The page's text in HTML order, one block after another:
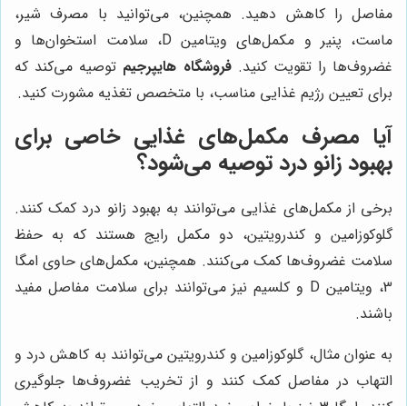
مفاصل را کاهش دهید. همچنین، می‌توانید با مصرف شیر،
ماست، پنیر و مکمل‌های ویتامین D، سلامت استخوان‌ها و
غضروف‌ها را تقویت کنید.فروشگاه هایپرجیم توصیه می‌کند که
برای تعیین رژیم غذایی مناسب، با متخصص تغذیه مشورت کنید.
آیا مصرف مکمل‌های غذایی خاصی برای
بهبود زانو درد توصیه می‌شود؟
برخی از مکمل‌های غذایی می‌توانند به بهبود زانو درد کمک کنند.
گلوکوزامین و کندرویتین، دو مکمل رایج هستند که به حفظ
سلامت غضروف‌ها کمک می‌کنند. همچنین، مکمل‌های حاوی امگا
3، ویتامین D و کلسیم نیز می‌توانند برای سلامت مفاصل مفید
باشند.
به عنوان مثال، گلوکوزامین و کندرویتین می‌توانند به کاهش درد و
التهاب در مفاصل کمک کنند و از تخریب غضروف‌ها جلوگیری